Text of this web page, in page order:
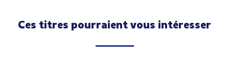
Ces titres pourraient vous intéresser